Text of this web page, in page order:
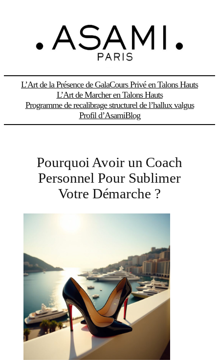
L’Art de la Présence de GalaCours Privé en Talons Hauts
L’Art de Marcher en Talons Hauts
Programme de recalibrage structurel de l’hallux valgus
Profil d’AsamiBlog
Pourquoi Avoir un Coach
Personnel Pour Sublimer
Votre Démarche ?